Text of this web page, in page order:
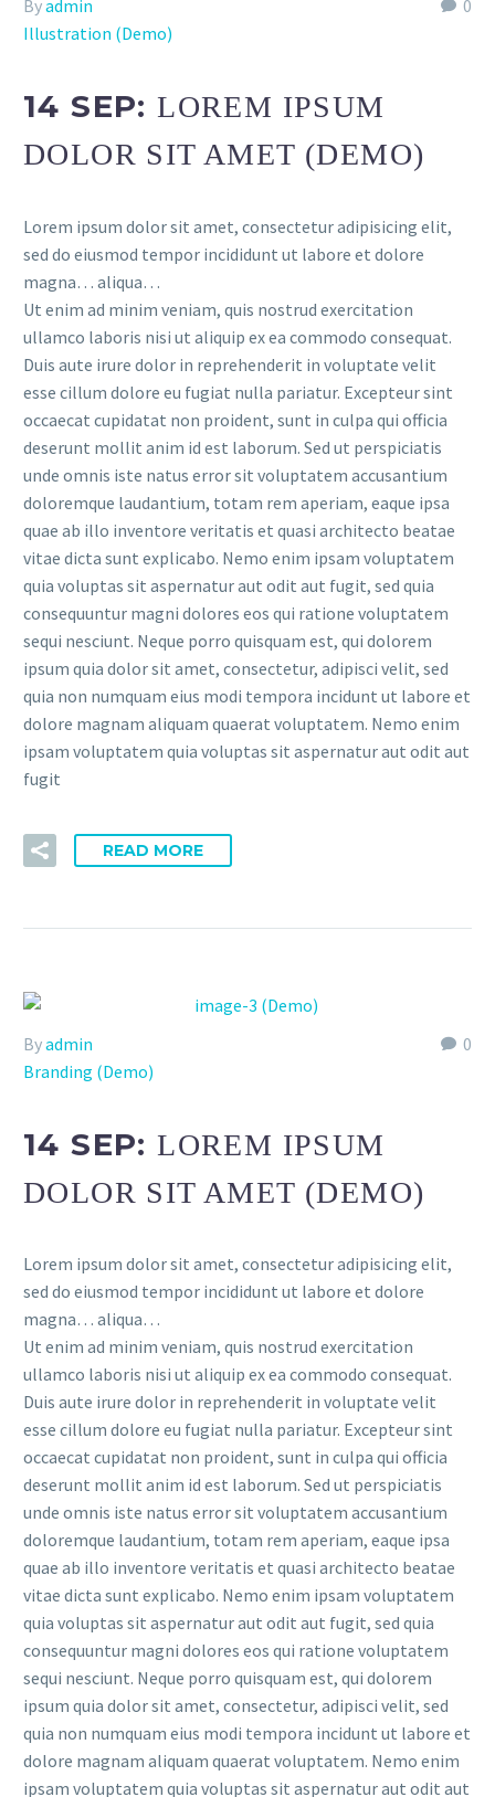
0
Byadmin
Illustration (Demo)
14 SEP:LOREM IPSUM
DOLOR SIT AMET (DEMO)
Lorem ipsum dolor sit amet, consectetur adipisicing elit,
sed do eiusmod tempor incididunt ut labore et dolore
magna… aliqua…
Ut enim ad minim veniam, quis nostrud exercitation
ullamco laboris nisi ut aliquip ex ea commodo consequat.
Duis aute irure dolor in reprehenderit in voluptate velit
esse cillum dolore eu fugiat nulla pariatur. Excepteur sint
occaecat cupidatat non proident, sunt in culpa qui officia
deserunt mollit anim id est laborum. Sed ut perspiciatis
unde omnis iste natus error sit voluptatem accusantium
doloremque laudantium, totam rem aperiam, eaque ipsa
quae ab illo inventore veritatis et quasi architecto beatae
vitae dicta sunt explicabo. Nemo enim ipsam voluptatem
quia voluptas sit aspernatur aut odit aut fugit, sed quia
consequuntur magni dolores eos qui ratione voluptatem
sequi nesciunt. Neque porro quisquam est, qui dolorem
ipsum quia dolor sit amet, consectetur, adipisci velit, sed
quia non numquam eius modi tempora incidunt ut labore et
dolore magnam aliquam quaerat voluptatem. Nemo enim
ipsam voluptatem quia voluptas sit aspernatur aut odit aut
fugit
READ MORE
0
Byadmin
Branding (Demo)
14 SEP:LOREM IPSUM
DOLOR SIT AMET (DEMO)
Lorem ipsum dolor sit amet, consectetur adipisicing elit,
sed do eiusmod tempor incididunt ut labore et dolore
magna… aliqua…
Ut enim ad minim veniam, quis nostrud exercitation
ullamco laboris nisi ut aliquip ex ea commodo consequat.
Duis aute irure dolor in reprehenderit in voluptate velit
esse cillum dolore eu fugiat nulla pariatur. Excepteur sint
occaecat cupidatat non proident, sunt in culpa qui officia
deserunt mollit anim id est laborum. Sed ut perspiciatis
unde omnis iste natus error sit voluptatem accusantium
doloremque laudantium, totam rem aperiam, eaque ipsa
quae ab illo inventore veritatis et quasi architecto beatae
vitae dicta sunt explicabo. Nemo enim ipsam voluptatem
quia voluptas sit aspernatur aut odit aut fugit, sed quia
consequuntur magni dolores eos qui ratione voluptatem
sequi nesciunt. Neque porro quisquam est, qui dolorem
ipsum quia dolor sit amet, consectetur, adipisci velit, sed
quia non numquam eius modi tempora incidunt ut labore et
dolore magnam aliquam quaerat voluptatem. Nemo enim
ipsam voluptatem quia voluptas sit aspernatur aut odit aut